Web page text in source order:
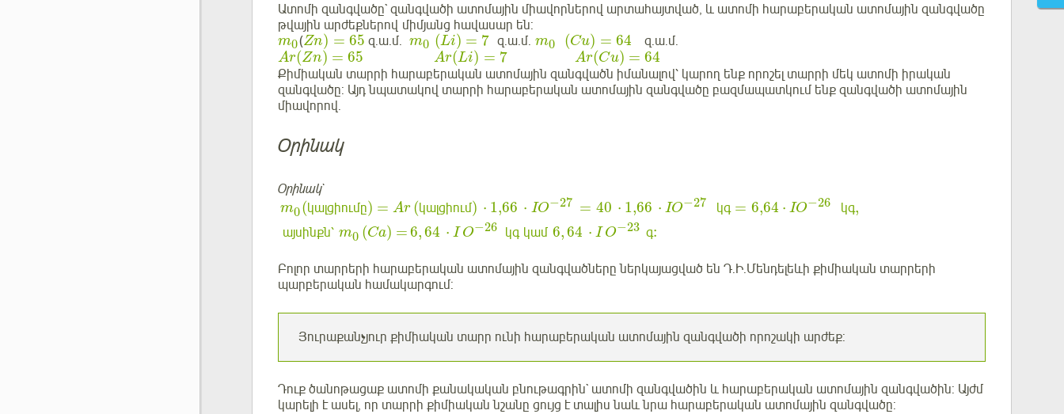
Ատոմի զանգվածը` զանգվածի ատոմային միավորներով արտահայտված, և ատոմի հարաբերական ատոմային զանգվածը
թվային արժեքներով միմյանց հավասար են:
m0(Zn) = 65 զ.ա.մ.m0 (Li) = 7 զ.ա.մ. m0 (Cu) = 64 զ.ա.մ.
Ar(Zn) = 65 Ar(Li) = 7 Ar(Cu) = 64
Քիմիական տարրի հարաբերական ատոմային զանգվածն իմանալով՝ կարող ենք որոշել տարրի մեկ ատոմի իրական
զանգվածը: Այդ նպատակով տարրի հարաբերական ատոմային զանգվածը բազմապատկում ենք զանգվածի ատոմային
միավորով.
Օրինակ
Օրինակ`
m0(կալցիումը) = Ar (կալցիում) ⋅ 1,66 ⋅ IO−27 = 40 ⋅ 1,66 ⋅ IO−27 կգ = 6,64 ⋅ IO−26 կգ,
այսինքն՝ m0 (Ca) =6,64 ⋅ I O−26 կգ կամ 6,64 ⋅ I O−23 գ:
Բոլոր տարրերի հարաբերական ատոմային զանգվածները ներկայացված են Դ.Ի.Մենդելեևի քիմիական տարրերի
պարբերական համակարգում:
Յուրաքանչյուր քիմիական տարր ունի հարաբերական ատոմային զանգվածի որոշակի արժեք:
Դուք ծանոթացաք ատոմի քանակական բնութագրին` ատոմի զանգվածին և հարաբերական ատոմային զանգվածին: Այժմ
կարելի է ասել, որ տարրի քիմիական նշանը ցույց է տալիս նաև նրա հարաբերական ատոմային զանգվածը: